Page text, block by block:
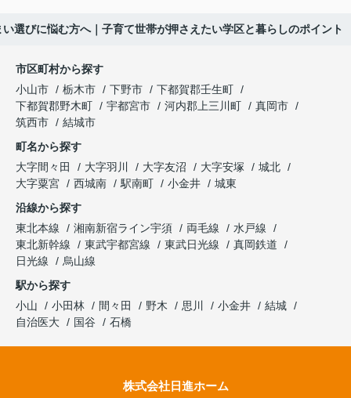
選びに悩む方へ｜子育て世帯が押さえたい学区と暮らしのポイント
市区町村から探す
小山市
栃木市 下野市
下都賀郡壬生町
下都賀郡野木町
宇都宮市 河内郡上三川町
真岡市
筑西市
結城市
町名から探す
大字間々田
大字羽川 大字友沼 大字安塚
城北
大字粟宮
西城南 駅南町 小金井
城東
沿線から探す
東北本線
湘南新宿ライン宇須 両毛線
水戸線
東北新幹線
東武宇都宮線 東武日光線
真岡鉄道
日光線
烏山線
駅から探す
小山
小田林 間々田 野木 思川 小金井
結城
自治医大
国谷 石橋
株式会社日進ホーム